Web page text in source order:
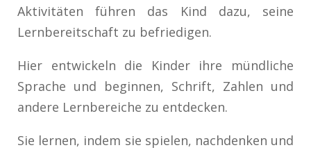
Aktivitäten führen das Kind dazu, seine
Lernbereitschaft zu befriedigen.
Hier entwickeln die Kinder ihre mündliche
Sprache und beginnen, Schrift, Zahlen und
andere Lernbereiche zu entdecken.
Sie lernen, indem sie spielen, nachdenken und